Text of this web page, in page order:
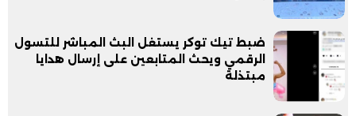
ضبط تيك توكر يستغل البث المباشر للتسول
الرقمي ويحث المتابعين على إرسال هدايا
مبتذلة